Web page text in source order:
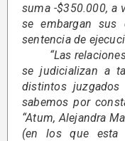
suma -$350.000, a
se embargan sus
sentencia de
“Las relaciones
se judicializan a
distintos juzgados
sabemos por
“Atum, Alejandra
(en los que esta